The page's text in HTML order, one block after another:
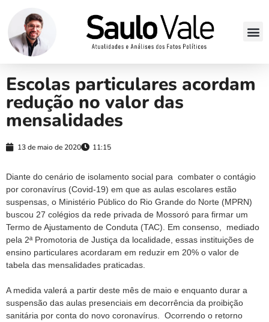
Escolas particulares acordam
redução no valor das
mensalidades
13 de maio de 2020 11:15
Diante do cenário de isolamento social para combater o contágio
por coronavírus (Covid-19) em que as aulas escolares estão
suspensas, o Ministério Público do Rio Grande do Norte (MPRN)
buscou 27 colégios da rede privada de Mossoró para firmar um
Termo de Ajustamento de Conduta (TAC). Em consenso, mediado
pela 2ª Promotoria de Justiça da localidade, essas instituições de
ensino particulares acordaram em reduzir em 20% o valor de
tabela das mensalidades praticadas.
A medida valerá a partir deste mês de maio e enquanto durar a
suspensão das aulas presenciais em decorrência da proibição
sanitária por conta do novo coronavírus. Ocorrendo o retorno